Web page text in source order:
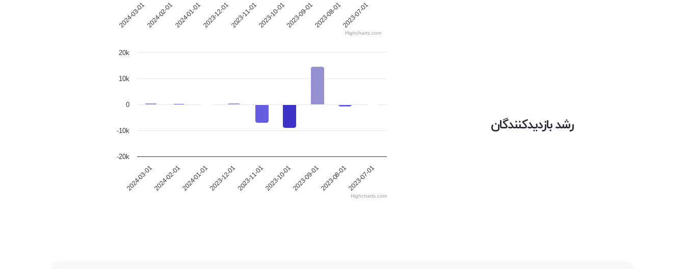
2024-03-012024-02-012024-01-012023-12-012023-11-012023-10-012023-09-012023-08-012023-07-01
Highcharts.com
رشد بازدیدکنندگان
2024-03-012024-02-012024-01-012023-12-012023-11-012023-10-012023-09-012023-08-012023-07-01
-20k
-10k
0
10k
20k
Highcharts.com